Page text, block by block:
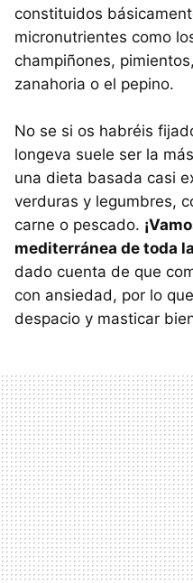
constituidos
micronutrientes como
champiñones,
zanahoria o el pepino.
No se si os habréis
longeva suele ser la
una dieta basada casi
verduras y legumbres,
carne o pescado.
mediterránea de toda
dado cuenta de que
con ansiedad, por lo
despacio y masticar